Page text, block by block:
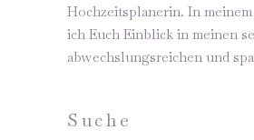
Hochzeitsplanerin. In
ich Euch Einblick in meinen
abwechslungsreichen und
Suche